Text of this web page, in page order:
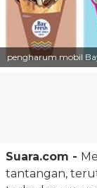
pengharum mobil
Suara.com -
tantangan,